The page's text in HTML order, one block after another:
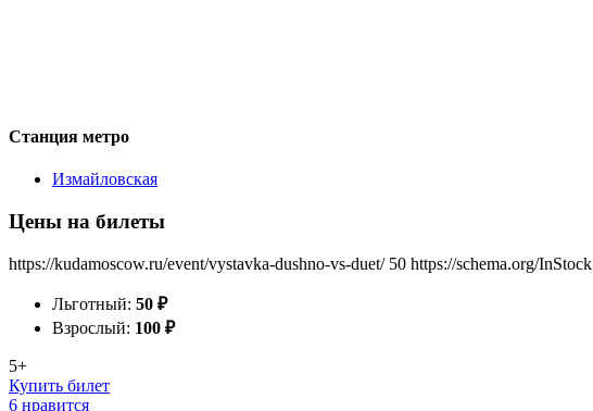
Станция метро
Измайловская
Цены на билеты
https://kudamoscow.ru/event/vystavka-dushno-vs-duet/ 50 https://schema.org/InStock
Льготный: 50 ₽
Взрослый: 100 ₽
5+
Купить билет
6 нравится